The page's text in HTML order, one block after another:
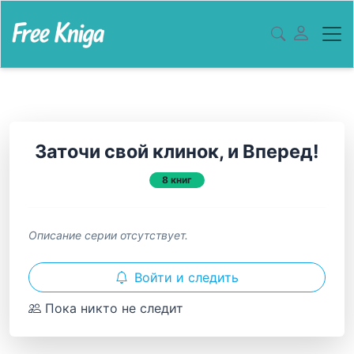
Заточи свой клинок, и Вперед!
8 книг
Описание серии отсутствует.
Войти и следить
Пока никто не следит